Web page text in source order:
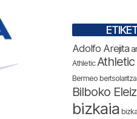
Adolfo Arejita
Athletic
Bermeo bertsolaritza
Bilboko
bizkaia